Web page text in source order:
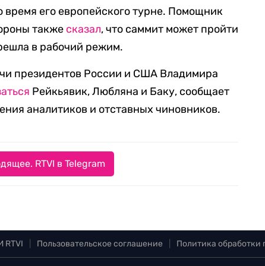
время его европейского турне. Помощник
также сказал, что саммит может пройти
в рабочий режим.
президентов России и США Владимира
Рейкьявик, Любляна и Баку, сообщает
аналитиков и отставных чиновников.
RTVI в Telegram
RTVI Пользовательское соглашение Политика